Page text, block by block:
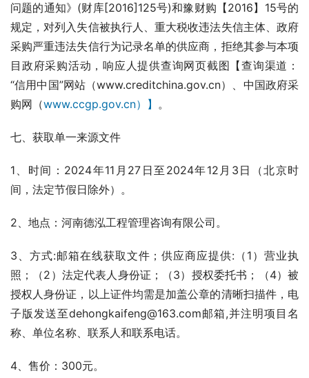
问题的通知》(财库[2016]125号)和豫财购【2016】15号的
规定，对列入失信被执行人、重大税收违法失信主体、政府
采购严重违法失信行为记录名单的供应商，拒绝其参与本项
目政府采购活动，响应人提供查询网页截图【查询渠道：
“信用中国”网站（www.creditchina.gov.cn）、中国政府采
购网（www.ccgp.gov.cn）】 。
七、获取单一来源文件
1、时间：2024年11月27日至2024年12月3日（北京时
间，法定节假日除外）。
2、地点：河南德泓工程管理咨询有限公司。
3、方式:邮箱在线获取文件；供应商应提供:（1）营业执
照；（2）法定代表人身份证；（3）授权委托书；（4）被
授权人身份证，以上证件均需是加盖公章的清晰扫描件，电
子版发送至dehongkaifeng@163.com邮箱,并注明项目名
称、单位名称、联系人和联系电话。
4、售价：300元。